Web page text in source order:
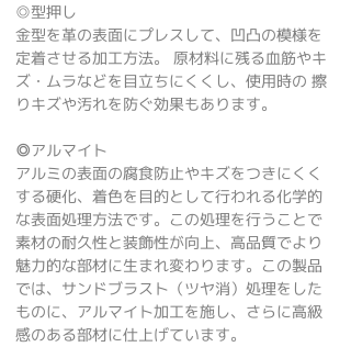
◎型押し
金型を革の表面にプレスして、凹凸の模様を
定着させる加工方法。 原材料に残る血筋やキ
ズ・ムラなどを目立ちにくくし、使用時の 擦
りキズや汚れを防ぐ効果もあります。
◎アルマイト
アルミの表面の腐食防止やキズをつきにくく
する硬化、着色を目的として行われる化学的
な表面処理方法です。この処理を行うことで
素材の耐久性と装飾性が向上、高品質でより
魅力的な部材に生まれ変わります。この製品
では、サンドブラスト（ツヤ消）処理をした
ものに、アルマイト加工を施し、さらに高級
感のある部材に仕上げています。